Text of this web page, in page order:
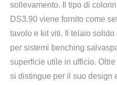
sollevamento. Il tipo di
DS3.90 viene fornito come
tavolo e kit viti. Il telaio
per sistemi benching
superficie utile in ufficio.
si distingue per il suo design